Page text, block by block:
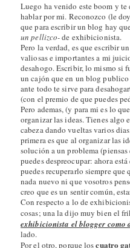
Luego ha venido este boom y te
hablar por mi. Reconozco (le
que para escribir un blog hay
un pellizco-de exhibicionista.
Pero la verdad, es que escribir
valiosas e importantes a mi
desahogo. Escribir, lo mismo si
un cajón que en un blog
ante todo te sirve para
(con el premio de que puedes
Pero ademas, (y para mi es lo
organizar las ideas. Tienes algo
cabeza dando vueltas varios
primera es que al organizar las
solución a un problema
puedes despreocupar: ahora
puedes recuperarlo siempre que
nada nuevo ni que vosotros
creo que es un sentir común,
Con respecto a lo de
cosas; una la dijo muy bien el
exhibicionista el blogger como
lado.
Por el otro, porque loscuatro